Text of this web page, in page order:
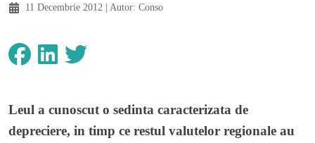
11 Decembrie 2012 | Autor: Conso
Leul a cunoscut o sedinta caracterizata de
depreciere, in timp ce restul valutelor regionale au